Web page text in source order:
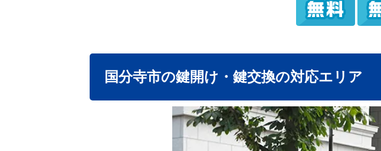
国分寺市の鍵開け・鍵交換の対応エリア